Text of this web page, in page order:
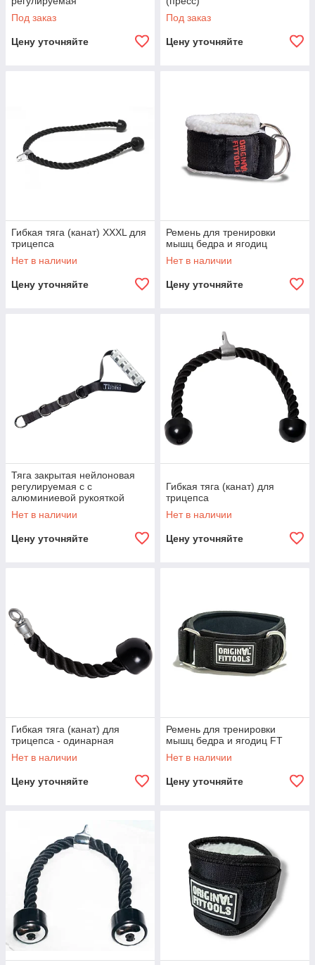
Под заказ
Цену уточняйте
Под заказ
Цену уточняйте
Гибкая тяга (канат) XXXL для
трицепса
Нет в наличии
Цену уточняйте
Ремень для тренировки
мышц бедра и ягодиц
Нет в наличии
Цену уточняйте
Тяга закрытая нейлоновая
регулируемая c с
алюминиевой рукояткой
Нет в наличии
Цену уточняйте
Гибкая тяга (канат) для
трицепса
Нет в наличии
Цену уточняйте
Гибкая тяга (канат) для
трицепса - одинарная
Нет в наличии
Цену уточняйте
Ремень для тренировки
мышц бедра и ягодиц FT
Нет в наличии
Цену уточняйте